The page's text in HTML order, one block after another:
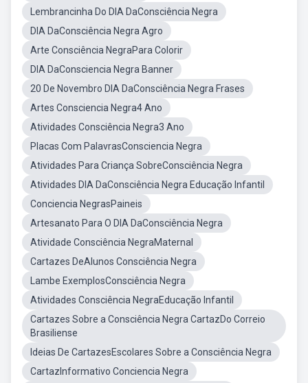
Lembrancinha Do DIA DaConsciência Negra
DIA DaConsciência Negra Agro
Arte Consciência NegraPara Colorir
DIA DaConsciencia Negra Banner
20 De Novembro DIA DaConsciência Negra Frases
Artes Consciencia Negra4 Ano
Atividades Consciência Negra3 Ano
Placas Com PalavrasConsciencia Negra
Atividades Para Criança SobreConsciência Negra
Atividades DIA DaConsciência Negra Educação Infantil
Conciencia NegrasPaineis
Artesanato Para O DIA DaConsciência Negra
Atividade Consciência NegraMaternal
Cartazes DeAlunos Consciência Negra
Lambe ExemplosConsciência Negra
Atividades Consciência NegraEducação Infantil
Cartazes Sobre a Consciência Negra CartazDo Correio
Brasiliense
Ideias De CartazesEscolares Sobre a Consciência Negra
CartazInformativo Conciencia Negra